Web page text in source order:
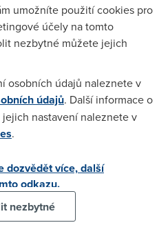
byl založen u mě, mám adsl.
(adsl-upload, CDMA-
se vyšplhala k 8KB/s. Já jsem
a mohl jsem klidně
soubor nahral na FTP
tak byla rychlost
čem může být problém? Beru
UFO.
prijmam i sabotaz UFA.
umožníte použití cookies pro
účely na tomto
nezbytné můžete jejich
osobních údajů naleznete v
údajů. Další informace o
nastavení naleznete v
.
dozvědět více, další
odkazu.
nezbytné